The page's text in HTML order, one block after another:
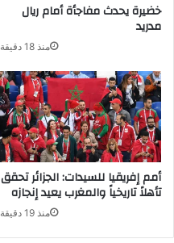
خضيرة يحدث مفاجأة أمام ريال
مدريد
منذ 18 دقيقة
أمم إفريقيا للسيدات: الجزائر تحقق
تأهلاً تاريخياً والمغرب يعيد إنجازه
منذ 19 دقيقة